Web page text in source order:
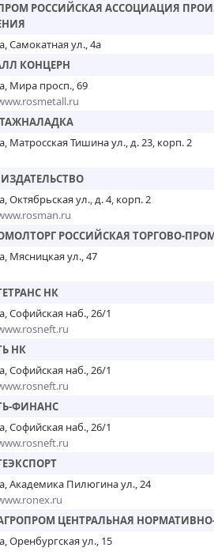
РОССИЙСКАЯ АССОЦИАЦИЯ
Самокатная ул., 4а
КОНЦЕРН
Мира просп., 69
Матросская Тишина ул., д. 23, корп. 2
Октябрьская ул., д. 4, корп. 2
РОССИЙСКАЯ ТОРГОВО-
Мясницкая ул., 47
НК
Софийская наб., 26/1
НК
Софийская наб., 26/1
ФИНАНС
Софийская наб., 26/1
Академика Пилюгина ул., 24
ЦЕНТРАЛЬНАЯ
Оренбургская ул., 15